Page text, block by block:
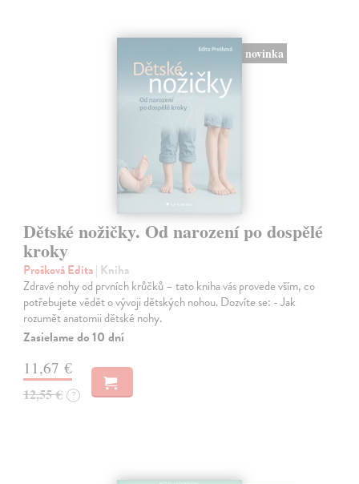
novinka
Dětské nožičky. Od narození po dospělé
kroky
Prošková Edita| Kniha
Zdravé nohy od prvních krůčků – tato kniha vás provede vším, co
potřebujete vědět o vývoji dětských nohou. Dozvíte se: - Jak
rozumět anatomii dětské nohy.
Zasielame do 10 dní
11,67 €
12,55 € ?